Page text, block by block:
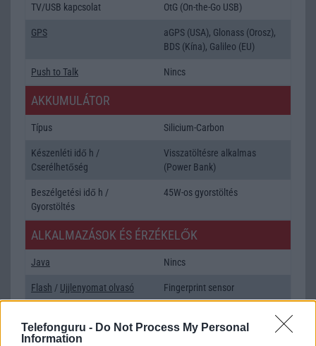
Telefonguru - Do Not Process My Personal
Information
TV/USB kapcsolat OtG (On-the-Go USB)
GPS
aGPS (USA), Glonass (Orosz),
BDS (Kína), Galileo (EU)
Push to Talk Nincs
AKKUMULÁTOR
Típus Silicium-Carbon
Készenléti idő h /
Cserélhetőség
Visszatöltésre alkalmas
(Power Bank)
Beszélgetési idő h /
Gyorstöltés
45W-os gyorstöltés
ALKALMAZÁSOK ÉS ÉRZÉKELŐK
Java Nincs
Flash / Ujjlenyomat olvasó Fingerprint sensor
Organizer